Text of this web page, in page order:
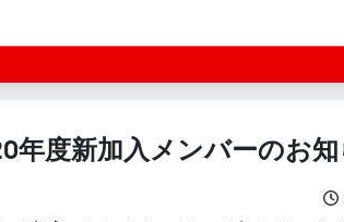
年度新加入メンバーのお